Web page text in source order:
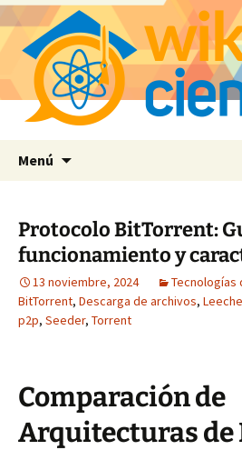
Menú
Protocolo BitTorrent:
funcionamiento y
13 noviembre, 2024
Tecnologías
BitTorrent, Descarga de archivos,
p2p, Seeder, Torrent
Comparación de
Arquitecturas de